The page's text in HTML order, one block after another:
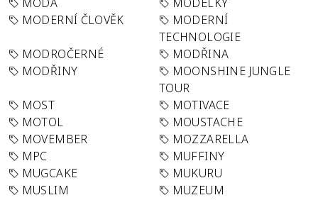
MODERNÍ ČLOVĚK
MODERNÍ
TECHNOLOGIE
MODROČERNÉ
MODŘINA
MODŘINY
MOONSHINE JUNGLE
TOUR
MOST
MOTIVACE
MOTOL
MOUSTACHE
MOVEMBER
MOZZARELLA
MPC
MUFFINY
MUGCAKE
MUKURU
MUSLIM
MUZEUM